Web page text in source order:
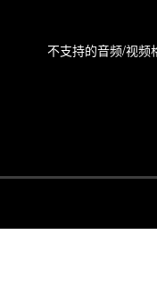
不支持的音频/视频